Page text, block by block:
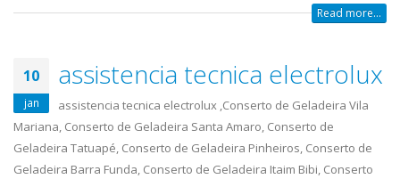
Read more...
10
jan
assistencia tecnica electrolux
assistencia tecnica electrolux ,Conserto de Geladeira Vila
Mariana, Conserto de Geladeira Santa Amaro, Conserto de
Geladeira Tatuapé, Conserto de Geladeira Pinheiros, Conserto de
Geladeira Barra Funda, Conserto de Geladeira Itaim Bibi, Conserto